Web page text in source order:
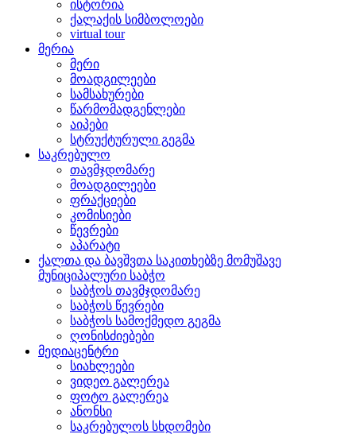
ისტორია
ქალაქის სიმბოლოები
virtual tour
მერია
მერი
მოადგილეები
სამსახურები
წარმომადგენლები
აიპები
სტრუქტურული გეგმა
საკრებულო
თავმჯდომარე
მოადგილეები
ფრაქციები
კომისიები
წევრები
აპარატი
ქალთა და ბავშვთა საკითხებზე მომუშავე
მუნიციპალური საბჭო
საბჭოს თავმჯდომარე
საბჭოს წევრები
საბჭოს სამოქმედო გეგმა
ღონისძიებები
მედიაცენტრი
სიახლეები
ვიდეო გალერეა
ფოტო გალერეა
ანონსი
საკრებულოს სხდომები